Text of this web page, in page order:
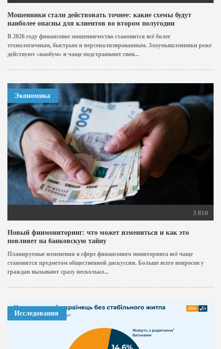
Мошенники стали действовать точнее: какие схемы будут
наиболее опасны для клиентов во втором полугодии
В 2026 году финансовое мошенничество становится всё более
технологичным, быстрым и персонализированным. Злоумышленники реже
действуют «наобум» и чаще подстраивают свои...
Экономика
3 816
Новый финмониторинг: что может измениться и как это
повлияет на банковскую тайну
Планируемые изменения в сфере финансового мониторинга всё чаще
становятся предметом общественной дискуссии. Больше всего вопросов у
граждан вызывают сразу несколько...
Исследования